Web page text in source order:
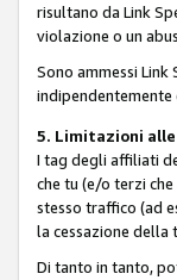
risultano da Link
violazione o un
Sono ammessi
indipendentemente
5. Limitazioni
I tag degli affiliati
che tu (e/o terzi
stesso traffico (ad
la cessazione della
Di tanto in tanto,